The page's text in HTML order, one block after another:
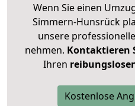
Wenn Sie einen
Simmern-Hunsrück
unsere
nehmen. Kontaktieren
Ihren
Kostenlose